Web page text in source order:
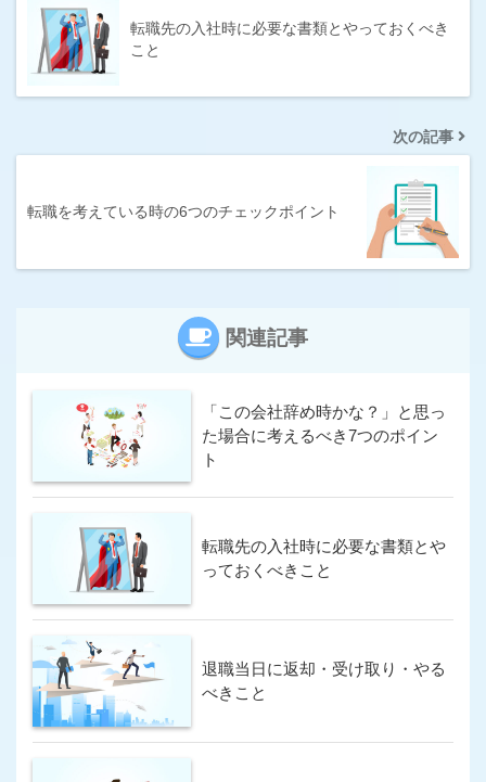
300万円〜
500万円〜
700万円〜 800万円〜
条件
IT系に強い サポートが手厚い
スカウトサービス
派遣求人あり
若年求人が豊富 転職エージェント
非公開求人が豊富
この条件で求人サイトを検索
転職先の入社時に必要な書類とやっておくべき
こと
次の記事
転職を考えている時の6つのチェックポイント
関連記事
「この会社辞め時かな？」と思っ
た場合に考えるべき7つのポイン
ト
転職先の入社時に必要な書類とや
っておくべきこと
退職当日に返却・受け取り・やる
べきこと